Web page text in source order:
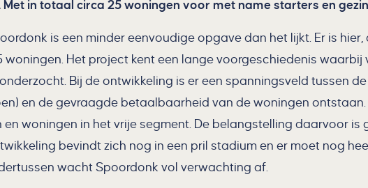
in totaal circa 25 woningen voor met name starters en
is een minder eenvoudige opgave dan het lijkt. Er is
woningen. Het project kent een lange voorgeschiedenis waarbij
Bij de ontwikkeling is er een spanningsveld tussen
en de gevraagde betaalbaarheid van de woningen
woningen in het vrije segment. De belangstelling daarvoor is
bevindt zich nog in een pril stadium en er moet nog
wacht Spoordonk vol verwachting af.